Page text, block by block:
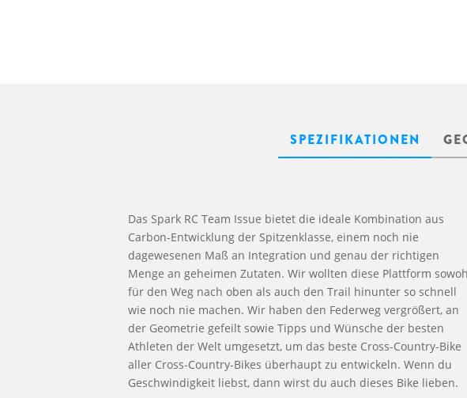
SPEZIFIKATIONEN
Das Spark RC Team Issue bietet die ideale Kombination aus
Carbon-Entwicklung der Spitzenklasse, einem noch nie
dagewesenen Maß an Integration und genau der richtigen
Menge an geheimen Zutaten. Wir wollten diese Plattform
für den Weg nach oben als auch den Trail hinunter so schnell
wie noch nie machen. Wir haben den Federweg vergrößert, an
der Geometrie gefeilt sowie Tipps und Wünsche der besten
Athleten der Welt umgesetzt, um das beste Cross-Country-Bike
aller Cross-Country-Bikes überhaupt zu entwickeln. Wenn du
Geschwindigkeit liebst, dann wirst du auch dieses Bike lieben.